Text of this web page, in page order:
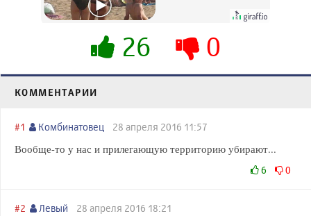
их не видят...
26 0
КОММЕНТАРИИ
#1 Комбинатовец 28 апреля 2016 11:57
Вообще-то у нас и прилегающую территорию убирают...
6 0
#2 Левый 28 апреля 2016 18:21